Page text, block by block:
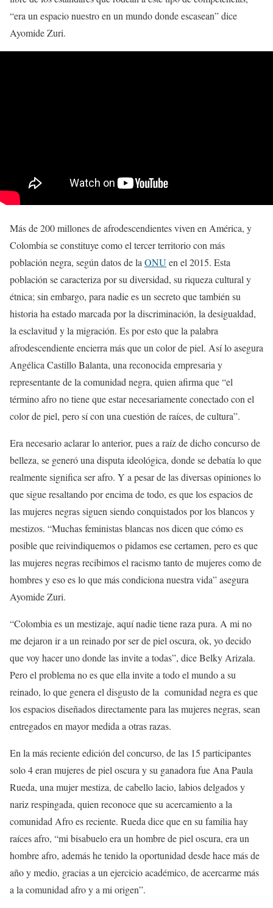
“era un espacio nuestro en un mundo donde escasean” dice
Ayomide Zuri.
Más de 200 millones de afrodescendientes viven en América, y
Colombia se constituye como el tercer territorio con más
población negra, según datos de la ONUen el 2015. Esta
población se caracteriza por su diversidad, su riqueza cultural y
étnica; sin embargo, para nadie es un secreto que también su
historia ha estado marcada por la discriminación, la desigualdad,
la esclavitud y la migración. Es por esto que la palabra
afrodescendiente encierra más que un color de piel. Así lo asegura
Angélica Castillo Balanta, una reconocida empresaria y
representante de la comunidad negra, quien afirma que “el
término afro no tiene que estar necesariamente conectado con el
color de piel, pero sí con una cuestión de raíces, de cultura”.
Era necesario aclarar lo anterior, pues a raíz de dicho concurso de
belleza, se generó una disputa ideológica, donde se debatía lo que
realmente significa ser afro. Y a pesar de las diversas opiniones lo
que sigue resaltando por encima de todo, es que los espacios de
las mujeres negras siguen siendo conquistados por los blancos y
mestizos. “Muchas feministas blancas nos dicen que cómo es
posible que reivindiquemos o pidamos ese certamen, pero es que
las mujeres negras recibimos el racismo tanto de mujeres como de
hombres y eso es lo que más condiciona nuestra vida” asegura
Ayomide Zuri.
“Colombia es un mestizaje, aquí nadie tiene raza pura. A mi no
me dejaron ir a un reinado por ser de piel oscura, ok, yo decido
que voy hacer uno donde las invite a todas”, dice Belky Arizala.
Pero el problema no es que ella invite a todo el mundo a su
reinado, lo que genera el disgusto de la comunidad negra es que
los espacios diseñados directamente para las mujeres negras, sean
entregados en mayor medida a otras razas.
En la más reciente edición del concurso, de las 15 participantes
solo 4 eran mujeres de piel oscura y su ganadora fue Ana Paula
Rueda, una mujer mestiza, de cabello lacio, labios delgados y
nariz respingada, quien reconoce que su acercamiento a la
comunidad Afro es reciente. Rueda dice que en su familia hay
raíces afro, “mi bisabuelo era un hombre de piel oscura, era un
hombre afro, además he tenido la oportunidad desde hace más de
año y medio, gracias a un ejercicio académico, de acercarme más
a la comunidad afro y a mi origen”.